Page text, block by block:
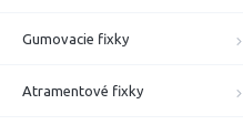
Gumovacie fixky
Atramentové fixky